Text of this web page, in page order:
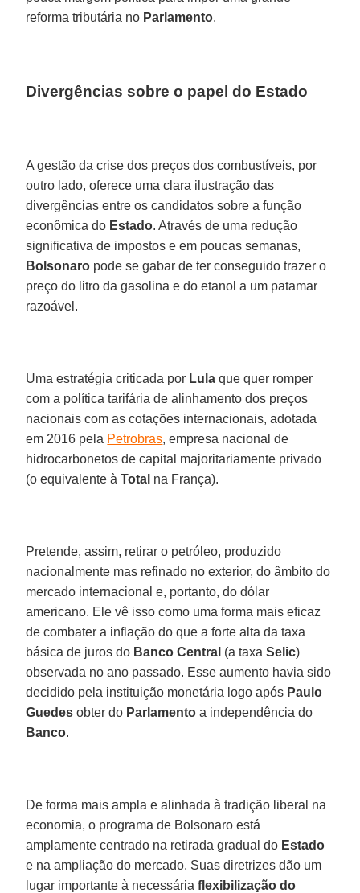
reforma tributária no Parlamento.
Divergências sobre o papel do Estado
A gestão da crise dos preços dos combustíveis, por
outro lado, oferece uma clara ilustração das
divergências entre os candidatos sobre a função
econômica do Estado. Através de uma redução
significativa de impostos e em poucas semanas,
Bolsonaro pode se gabar de ter conseguido trazer o
preço do litro da gasolina e do etanol a um patamar
razoável.
Uma estratégia criticada por Lula que quer romper
com a política tarifária de alinhamento dos preços
nacionais com as cotações internacionais, adotada
em 2016 pela Petrobras, empresa nacional de
hidrocarbonetos de capital majoritariamente privado
(o equivalente àTotal na França).
Pretende, assim, retirar o petróleo, produzido
nacionalmente mas refinado no exterior, do âmbito do
mercado internacional e, portanto, do dólar
americano. Ele vê isso como uma forma mais eficaz
de combater a inflação do que a forte alta da taxa
básica de juros do Banco Central (a taxaSelic)
observada no ano passado. Esse aumento havia sido
decidido pela instituição monetária logo após Paulo
Guedes obter do Parlamento a independência do
Banco.
De forma mais ampla e alinhada à tradição liberal na
economia, o programa de Bolsonaro está
amplamente centrado na retirada gradual do Estado
e na ampliação do mercado. Suas diretrizes dão um
lugar importante à necessáriaflexibilização do